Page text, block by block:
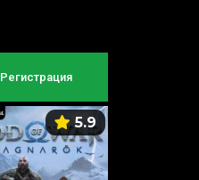
Регистрация
5.9